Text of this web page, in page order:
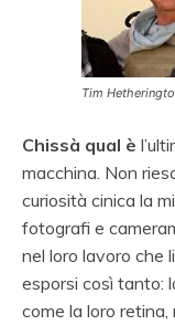
Tim
Chissà qual è
macchina. Non
curiosità cinica la
fotografi e
nel loro lavoro che
esporsi così tanto:
come la loro